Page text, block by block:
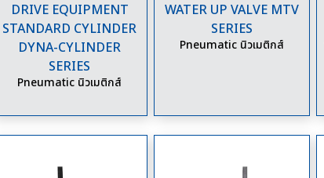
DRIVE EQUIPMENT
STANDARD CYLINDER
DYNA-CYLINDER
SERIES
Pneumatic นิวเมติกส์
WATER UP VALVE MTV
SERIES
Pneumatic นิวเมติกส์